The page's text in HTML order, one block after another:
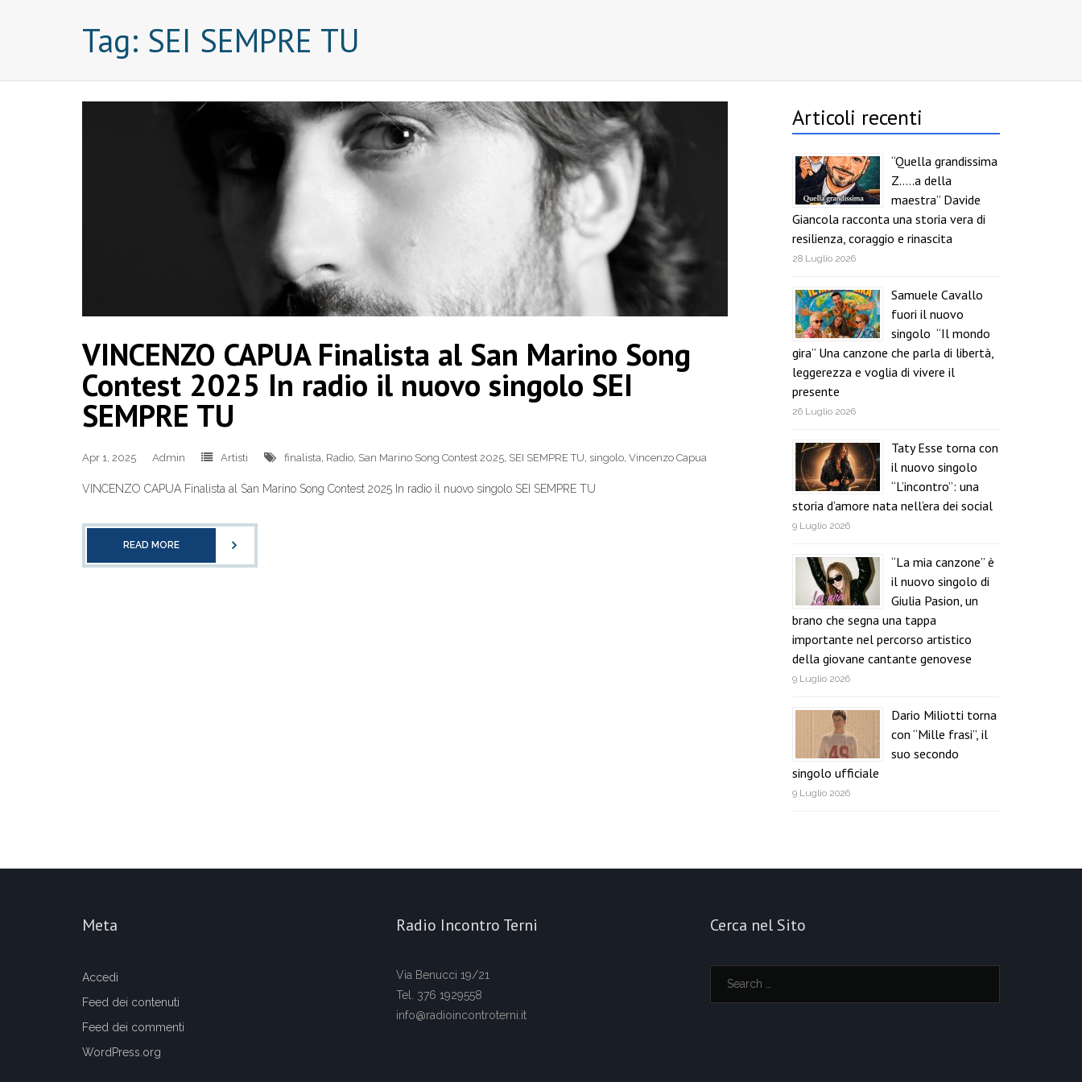
Tag: SEI SEMPRE TU
VINCENZO CAPUA Finalista al San Marino Song
Contest 2025 In radio il nuovo singolo SEI
SEMPRE TU
Apr 1, 2025 Admin Artisti finalista, Radio, San Marino Song Contest 2025, SEI SEMPRE TU, singolo, Vincenzo Capua
VINCENZO CAPUA Finalista al San Marino Song Contest 2025 In radio il nuovo singolo SEI SEMPRE TU
READ MORE
Articoli recenti
“Quella grandissima
Z…..a della
maestra” Davide
Giancola racconta una storia vera di
resilienza, coraggio e rinascita
28 Luglio 2026
Samuele Cavallo
fuori il nuovo
singolo “Il mondo
gira” Una canzone che parla di libertà,
leggerezza e voglia di vivere il
presente
26 Luglio 2026
Taty Esse torna con
il nuovo singolo
“L’incontro”: una
storia d’amore nata nell’era dei social
9 Luglio 2026
“La mia canzone” è
il nuovo singolo di
Giulia Pasion, un
brano che segna una tappa
importante nel percorso artistico
della giovane cantante genovese
9 Luglio 2026
Dario Miliotti torna
con “Mille frasi”, il
suo secondo
singolo ufficiale
9 Luglio 2026
Meta
Accedi
Feed dei contenuti
Feed dei commenti
WordPress.org
Radio Incontro Terni
Via Benucci 19/21
Tel. 376 1929558
info@radioincontroterni.it
Cerca nel Sito